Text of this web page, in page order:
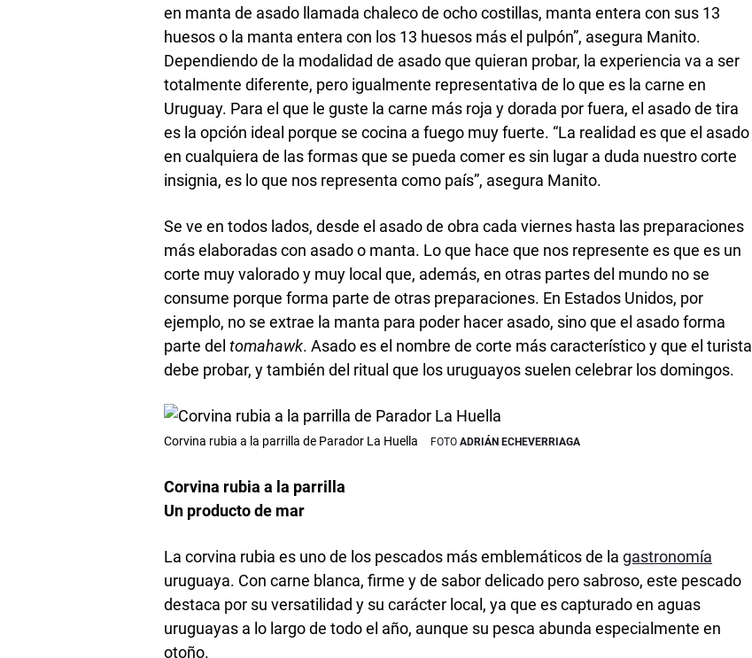
en manta de asado llamada chaleco de ocho costillas, manta entera con sus 13
huesos o la manta entera con los 13 huesos más el pulpón”, asegura Manito.
Dependiendo de la modalidad de asado que quieran probar, la experiencia va a ser
totalmente diferente, pero igualmente representativa de lo que es la carne en
Uruguay. Para el que le guste la carne más roja y dorada por fuera, el asado de tira
es la opción ideal porque se cocina a fuego muy fuerte. “La realidad es que el asado
en cualquiera de las formas que se pueda comer es sin lugar a duda nuestro corte
insignia, es lo que nos representa como país”, asegura Manito.
Se ve en todos lados, desde el asado de obra cada viernes hasta las preparaciones
más elaboradas con asado o manta. Lo que hace que nos represente es que es un
corte muy valorado y muy local que, además, en otras partes del mundo no se
consume porque forma parte de otras preparaciones. En Estados­ Unidos, por
ejemplo, no se extrae la manta para poder hacer asado, sino que el asado forma
parte deltomahawk. Asado es el nombre de corte más característico y que el turista
debe probar, y también del ritual que los uruguayos suelen celebrar los domingos.
Corvina rubia a la parrilla de Parador La Huella ADRIÁN ECHEVERRIAGA
Corvina rubia a la parrilla
Un producto de mar
La corvina rubia es uno de los pescados más emblemáticos de lagastronomía
uruguaya. Con carne blanca, firme y de sabor delicado pero sabroso, este pescado
destaca por su versatilidad y su carácter local, ya que es capturado en aguas
uruguayas a lo largo de todo el año, aunque su pesca abunda especialmente en
otoño.